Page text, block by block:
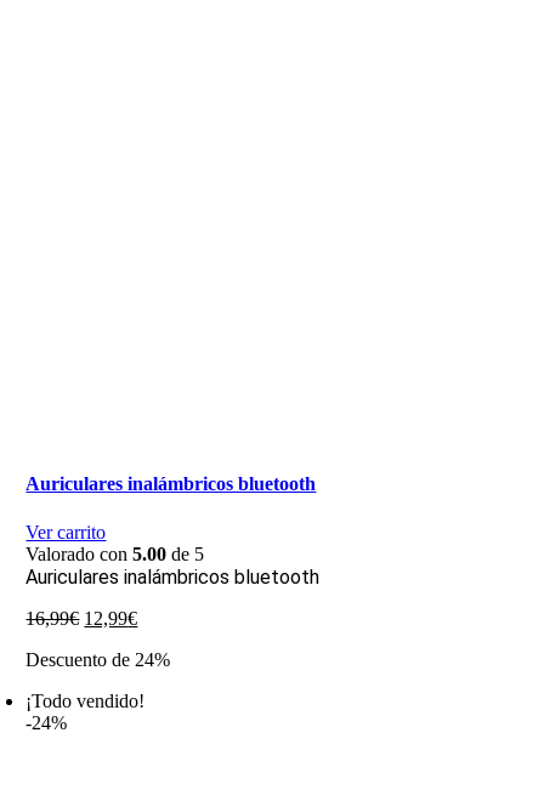
Auriculares inalámbricos bluetooth
Ver carrito
Valorado con5.00 de 5
Auriculares inalámbricos bluetooth
16,99€ El
original
16,99€.
12,99€El
actual
12,99€.
Descuento de 24%
¡Todo vendido!
-24%